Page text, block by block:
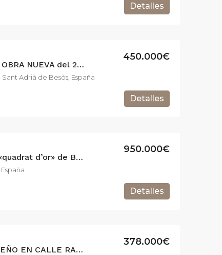
Detalles
ESPECTACULAR piso de OBRA NUEVA del 2021 en la zona de la catalana.
450.000€
Adrià de Besòs, España
Detalles
Espectacular piso en el «quadrat d’or» de Barcelona.
950.000€
Detalles
EXCLUSIVO PISO DE DISEÑO EN CALLE RAMON LLULL
378.000€